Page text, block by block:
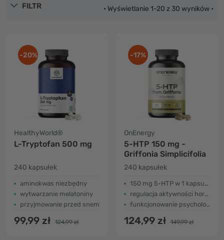
FILTR • Wyświetlanie 1-20 z 30 wyników •
-20%
HealthyWorld®
L-Tryptofan 500 mg
240 kapsułek
aminokwas niezbędny
wytwarzanie melatoniny
przyjmowanie przed snem
99,99 zł 124,99 zł
-17%
OnEnergy
5-HTP 150 mg -
Griffonia Simplicifolia
240 kapsułek
150 mg 5-HTP w 1 kapsułce
regulacja aktywności hormonalnej
funkcjonowanie psychologiczne
124,99 zł 149,99 zł